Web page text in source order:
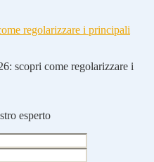
regolarizzare i principali
scopri come regolarizzare i
esperto